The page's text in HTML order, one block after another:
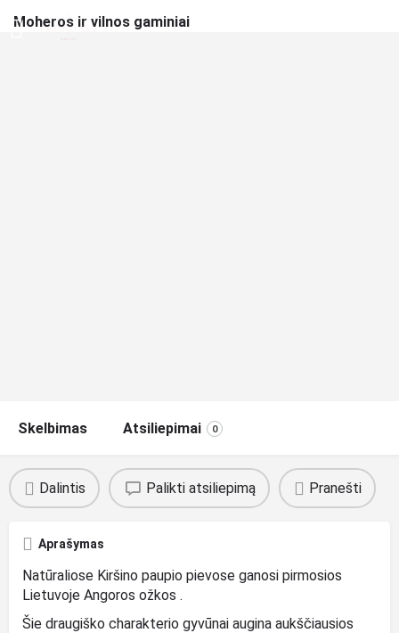
Moheros ir vilnos gaminiai
Skelbimas Atsiliepimai 0
Dalintis Palikti atsiliepimą Pranešti
Aprašymas
Natūraliose Kiršino paupio pievose ganosi pirmosios
Lietuvoje Angoros ožkos .
Šie draugiško charakterio gyvūnai augina aukščiausios